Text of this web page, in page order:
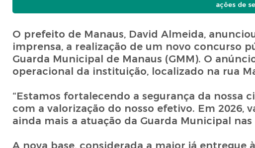
ações de
O prefeito de Manaus, David Almeida,
imprensa, a realização de um novo concurso
Guarda Municipal de Manaus (GMM). O
operacional da instituição, localizado na rua
“Estamos fortalecendo a segurança da
com a valorização do nosso efetivo. Em
ainda mais a atuação da Guarda Municipal